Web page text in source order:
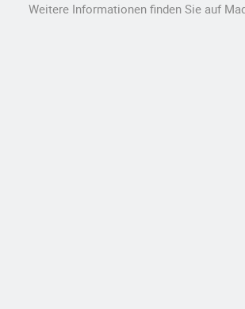
Weitere Informationen finden Sie auf